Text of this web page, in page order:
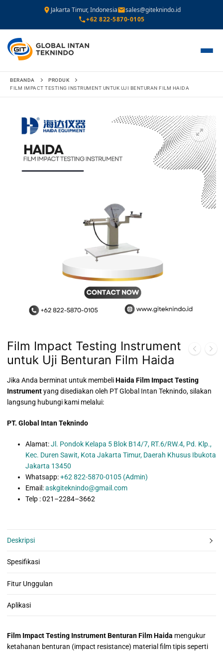
Jakarta Timur, Indonesia
sales@giteknindo.id
+62 822-5870-0105
Lompat
BERANDA
PRODUK
FILM IMPACT TESTING INSTRUMENT UNTUK UJI BENTURAN FILM HAIDA
🔍
Film Impact Testing Instrument
untuk Uji Benturan Film Haida
Jika Anda berminat untuk membeliHaida Film Impact Testing
Instrumentyang disediakan oleh PT Global Intan Teknindo, silakan
langsung hubungi kami melalui:
PT. Global Intan Teknindo
Alamat:Jl. Pondok Kelapa 5 Blok B14/7, RT.6/RW.4, Pd. Klp.,
Kec. Duren Sawit, Kota Jakarta Timur, Daerah Khusus Ibukota
Jakarta 13450
Whatsapp: +62 822-5870-0105 (Admin)
Email:askgiteknindo@gmail.com
Telp : 021–2284–3662
Deskripsi
Spesifikasi
Fitur Unggulan
Aplikasi
Film Impact Testing Instrument Benturan Film Haida mengukur
ketahanan benturan (impact resistance) material film tipis seperti